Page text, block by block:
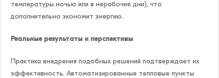
температуры ночью или в нерабочие дни), что
дополнительно экономит энергию.
Реальные результаты и перспективы
Практика внедрения подобных решений подтверждает их
эффективность. Автоматизированные тепловые пункты